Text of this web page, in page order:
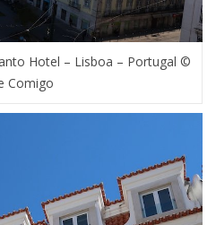
Hotel – Lisboa – Portugal ©
Comigo